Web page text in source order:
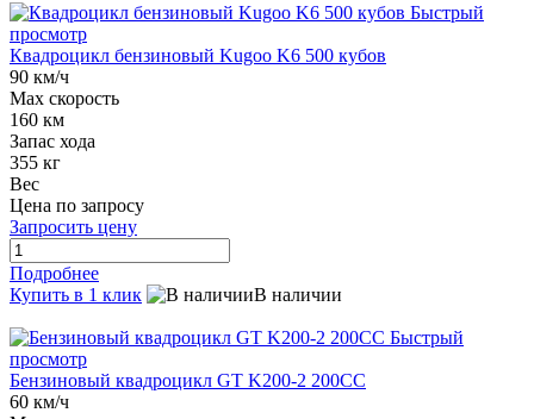
Быстрый
просмотр
Квадроцикл бензиновый Kugoo K6 500 кубов
90 км/ч
Max скорость
160 км
Запас хода
355 кг
Вес
Цена по запросу
Запросить цену
Подробнее
Купить в 1 клик
В наличии
Быстрый
просмотр
Бензиновый квадроцикл GT K200-2 200CC
60 км/ч